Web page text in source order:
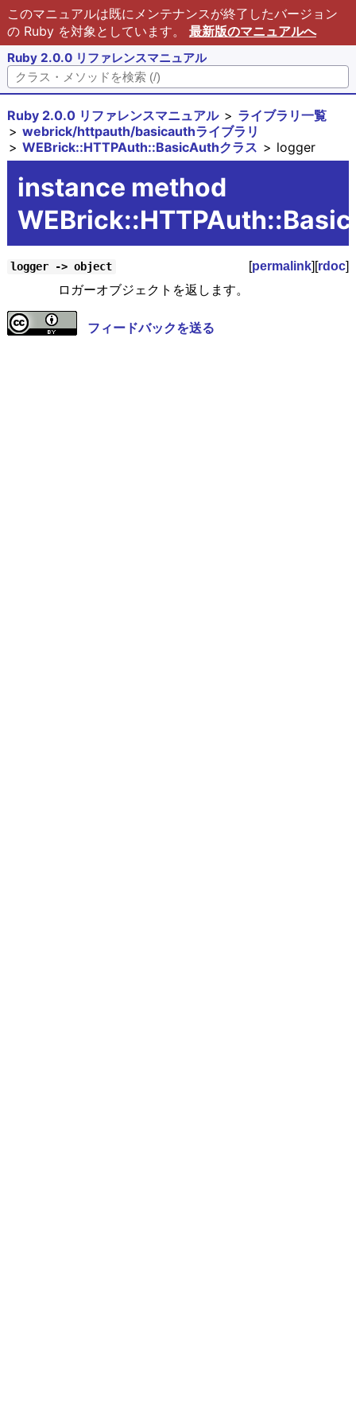
このマニュアルは既にメンテナンスが終了したバージョン
の Ruby を対象としています。 最新版のマニュアルへ
Ruby 2.0.0 リファレンスマニュアル
Ruby 2.0.0 リファレンスマニュアル
ライブラリ一覧
webrick/httpauth/basicauthライブラリ
WEBrick::HTTPAuth::BasicAuthクラス
logger
instance method
logger -> object [permalink][rdoc]
ロガーオブジェクトを返します。
フィードバックを送る